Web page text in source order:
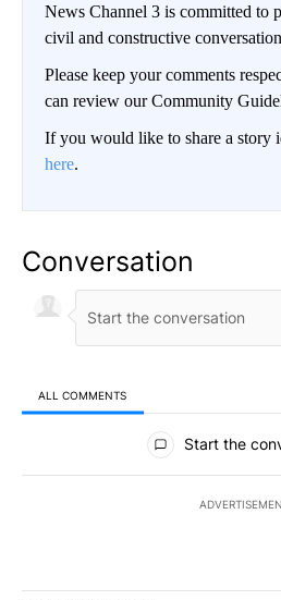
News Channel 3 is committed to
civil and constructive
Please keep your comments
can review our Community
If you would like to share a story
here.
Conversation
ALL COMMENTS
All Comments
Start the